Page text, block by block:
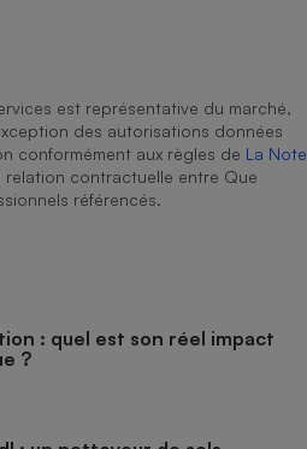
est représentative du marché,
des autorisations données
conformément aux règles de La Note
relation contractuelle entre Que
référencés.
: quel est son réel impact
?